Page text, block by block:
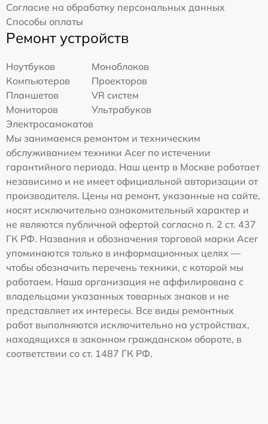
Согласие на обработку персональных данных
Способы оплаты
Ремонт устройств
Ноутбуков
Моноблоков
Компьютеров
Проекторов
Планшетов
VR систем
Мониторов
Ультрабуков
Электросамокатов
Мы занимаемся ремонтом и техническим
обслуживанием техники Acer по истечении
гарантийного периода. Наш центр в Москве работает
независимо и не имеет официальной авторизации от
производителя. Цены на ремонт, указанные на сайте,
носят исключительно ознакомительный характер и
не являются публичной офертой согласно п. 2 ст. 437
ГК РФ. Названия и обозначения торговой марки Acer
упоминаются только в информационных целях —
чтобы обозначить перечень техники, с которой мы
работаем. Наша организация не аффилирована с
владельцами указанных товарных знаков и не
представляет их интересы. Все виды ремонтных
работ выполняются исключительно на устройствах,
находящихся в законном гражданском обороте, в
соответствии со ст. 1487 ГК РФ.